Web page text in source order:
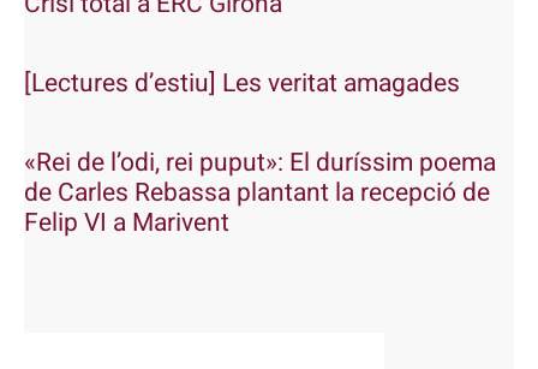
[Lectures d’estiu] Les veritat amagades
«Rei de l’odi, rei puput»: El duríssim poema
de Carles Rebassa plantant la recepció de
Felip VI a Marivent